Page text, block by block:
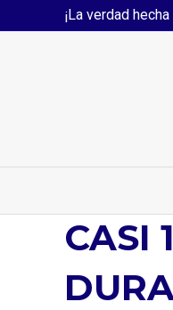
¡La verdad
CASI